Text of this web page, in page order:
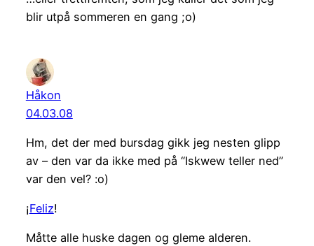
blir utpå sommeren en gang ;o)
Håkon
04.03.08
Hm, det der med bursdag gikk jeg nesten glipp
av – den var da ikke med på “Iskwew teller ned”
var den vel? :o)
¡Feliz!
Måtte alle huske dagen og gleme alderen.